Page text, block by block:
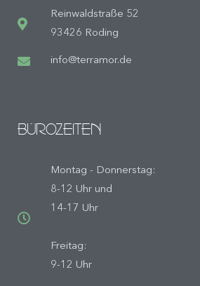
Reinwaldstraße 52
93426 Roding
info@terramor.de
BÜROZEITEN
Montag - Donnerstag:
8-12 Uhr und
14-17 Uhr
Freitag:
9-12 Uhr